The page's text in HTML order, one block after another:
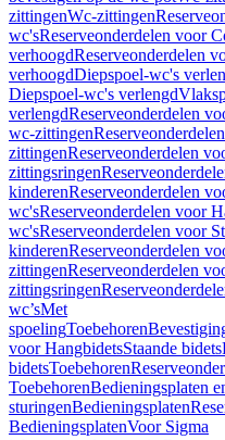
zittingenWc-zittingen
wc'sReserveonderdelen voor
verhoogdReserveonderdelen
verhoogdDiepspoel-wc's
Diepspoel-wc's verlengd
verlengdReserveonderdelen
wc-zittingen
zittingenReserveonderdelen
zittingsringen
kinderenReserveonderdelen
wc'sReserveonderdelen voor
wc'sReserveonderdelen voor
kinderenReserveonderdelen
zittingenReserveonderdelen
zittingsringen
wc’sMet
spoelingToebehoren
voor HangbidetsStaande bidets
bidetsToebehoren
ToebehorenBedieningsplaten
sturingenBedieningsplaten
BedieningsplatenVoor Sigma